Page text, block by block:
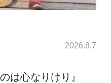
2026.8.7
は心なりけり』